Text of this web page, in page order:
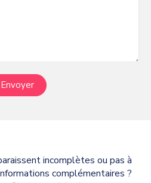
Envoyer
incomplètes ou pas à
complémentaires ?